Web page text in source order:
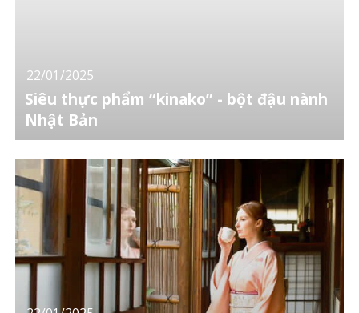
22/01/2025
Siêu thực phẩm “kinako” - bột đậu nành
Nhật Bản